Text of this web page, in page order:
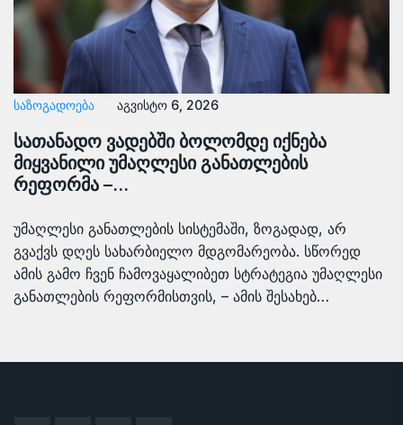
ᲡᲐᲖᲝᲒᲐᲓᲝᲔᲑᲐ აგვისტო 6, 2026
სათანადო ვადებში ბოლომდე იქნება
მიყვანილი უმაღლესი განათლების
რეფორმა –…
უმაღლესი განათლების სისტემაში, ზოგადად, არ
გვაქვს დღეს სახარბიელო მდგომარეობა. სწორედ
ამის გამო ჩვენ ჩამოვაყალიბეთ სტრატეგია უმაღლესი
განათლების რეფორმისთვის, – ამის შესახებ…